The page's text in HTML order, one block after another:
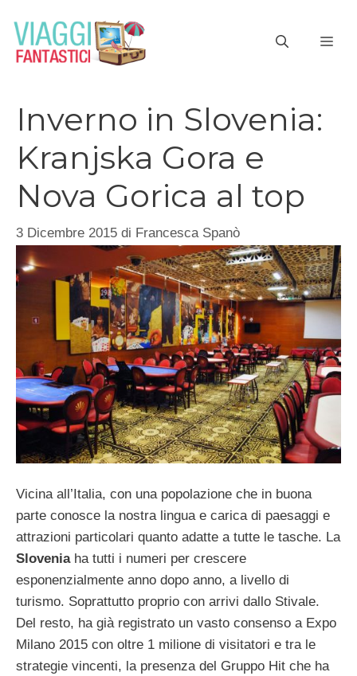
contenuto
Inverno in Slovenia:
Kranjska Gora e
Nova Gorica al top
3 Dicembre 2015 di Francesca Spanò
Vicina all’Italia, con una popolazione che in buona
parte conosce la nostra lingua e carica di paesaggi e
attrazioni particolari quanto adatte a tutte le tasche. La
Sloveniaha tutti i numeri per crescere
esponenzialmente anno dopo anno, a livello di
turismo. Soprattutto proprio con arrivi dallo Stivale.
Del resto, ha già registrato un vasto consenso a Expo
Milano 2015 con oltre 1 milione di visitatori e tra le
strategie vincenti, la presenza del Gruppo Hit che ha